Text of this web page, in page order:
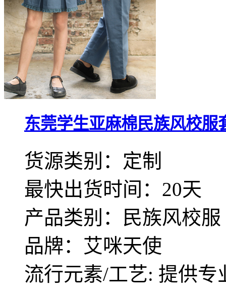
东莞学生亚麻棉民族风校服
货源类别：定制
最快出货时间：20天
产品类别：民族风校服
品牌：艾咪天使
流行元素/工艺: 提供专